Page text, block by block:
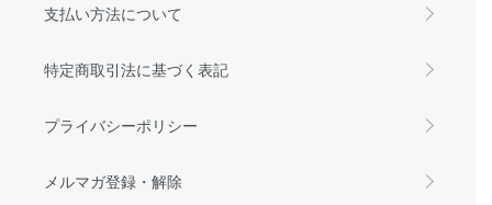
支払い方法について
特定商取引法に基づく表記
プライバシーポリシー
メルマガ登録・解除